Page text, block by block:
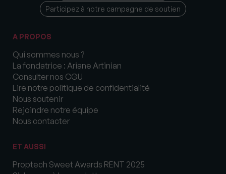
Participez à notre campagne de soutien
A PROPOS
Qui sommes nous ?
La fondatrice : Ariane Artinian
Consulter nos CGU
Lire notre politique de confidentialité
Nous soutenir
Rejoindre notre équipe
Nous contacter
ET AUSSI
Proptech Sweet Awards RENT 2025